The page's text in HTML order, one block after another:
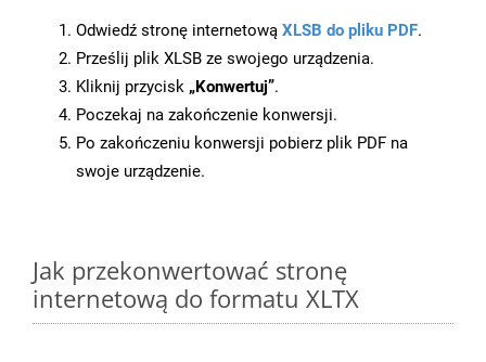
Odwiedź stronę internetową XLSB do pliku PDF.
Prześlij plik XLSB ze swojego urządzenia.
Kliknij przycisk „Konwertuj”.
Poczekaj na zakończenie konwersji.
Po zakończeniu konwersji pobierz plik PDF na
swoje urządzenie.
Jak przekonwertować stronę
internetową do formatu XLTX